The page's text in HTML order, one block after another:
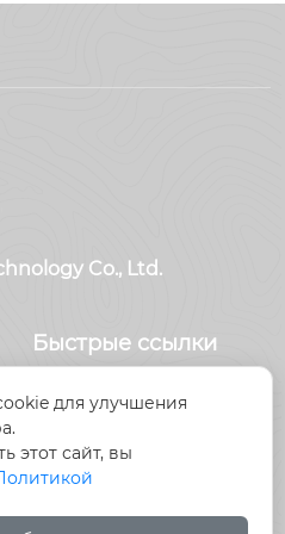
Co., Ltd.
Быстрые ссылки
Продукция
О Hас
для улучшения
этот сайт, вы